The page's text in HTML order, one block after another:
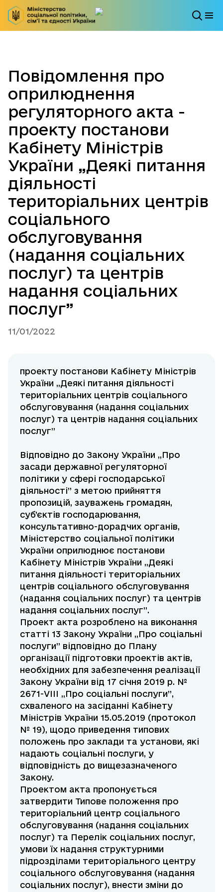
Повідомлення про
оприлюднення
регуляторного акта -
проекту постанови
Кабінету Міністрів
України „Деякі питання
діяльності
територіальних центрів
соціального
обслуговування
(надання соціальних
послуг) та центрів
надання соціальних
послуг”
11/01/2022
проекту постанови Кабінету Міністрів
України „Деякі питання діяльності
територіальних центрів соціального
обслуговування (надання соціальних
послуг) та центрів надання соціальних
послуг”
Відповідно до Закону України „Про
засади державної регуляторної
політики у сфері господарської
діяльності” з метою прийняття
пропозицій, зауважень громадян,
суб’єктів господарювання,
консультативно-дорадчих органів,
Міністерство соціальної політики
України оприлюднює постанови
Кабінету Міністрів України „Деякі
питання діяльності територіальних
центрів соціального обслуговування
(надання соціальних послуг) та центрів
надання соціальних послуг”.
Проект акта розроблено на виконання
статті 13 Закону України „Про соціальні
послуги” відповідно до Плану
організації підготовки проектів актів,
необхідних для забезпечення реалізації
Закону України від 17 січня 2019 р. №
2671-VIII „Про соціальні послуги”,
схваленого на засіданні Кабінету
Міністрів України 15.05.2019 (протокол
№ 19), щодо приведення типових
положень про заклади та установи, які
надають соціальні послуги, у
відповідність до вищезазначеного
Закону.
Проектом акта пропонується
затвердити Типове положення про
територіальний центр соціального
обслуговування (надання соціальних
послуг) та Перелік соціальних послуг,
умови їх надання структурними
підрозділами територіального центру
соціального обслуговування (надання
соціальних послуг), внести зміни до